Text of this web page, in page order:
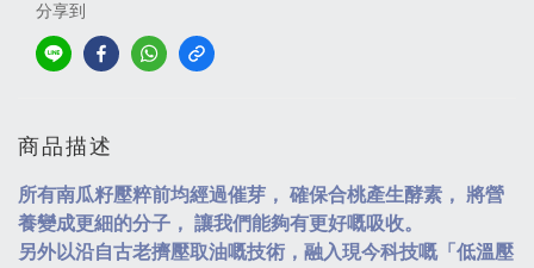
分享到
商品描述
所有南瓜籽壓粹前均經過催芽， 確保合桃產生酵素， 將營
養變成更細的分子， 讓我們能夠有更好嘅吸收。
另外以沿自古老擠壓取油嘅技術，融入現今科技嘅「低溫壓